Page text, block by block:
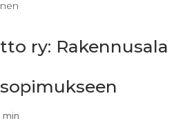
ry: Rakennusala
min